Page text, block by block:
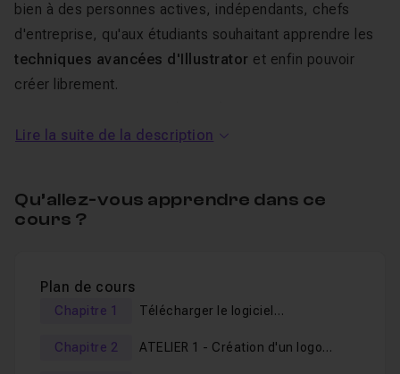
bien à des personnes actives, indépendants, chefs
d'entreprise, qu'aux étudiants souhaitant apprendre les
techniques avancées d'Illustrator et enfin pouvoir
créer librement.
pour les débutants .
Au programme de cette
Il s'agit ici d'une basée sur la pratique avec
ateliers créatifs
Lire la suite de la description
Qu’allez-vous apprendre dans ce
cours ?
Plan de cours
Chapitre 1
Télécharger le logiciel
Chapitre 2
ATELIER 1 - Création d'un logo